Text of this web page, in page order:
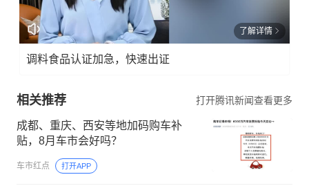
了解详情
调料食品认证加急，快速出证
相关推荐 打开腾讯新闻查看更多
成都、重庆、西安等地加码购车补
贴，8月车市会好吗？
车市红点 打开APP